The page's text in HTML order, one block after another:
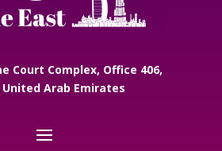
Court Complex, Office 406,
United Arab Emirates